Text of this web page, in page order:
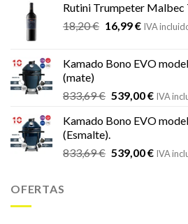
era:
21,66 €.
es:
19,19 €.
Rutini Trumpeter
18,20€ El
era:
16,99€El
es:
IVA
Kamado Bono EVO
(mate)
833,69€ El
original
era:
833,69 €.
539,00€El
actual
539,00
IVA
Kamado Bono EVO
(Esmalte).
833,69€ El
539,00€ElIVA
OFERTAS